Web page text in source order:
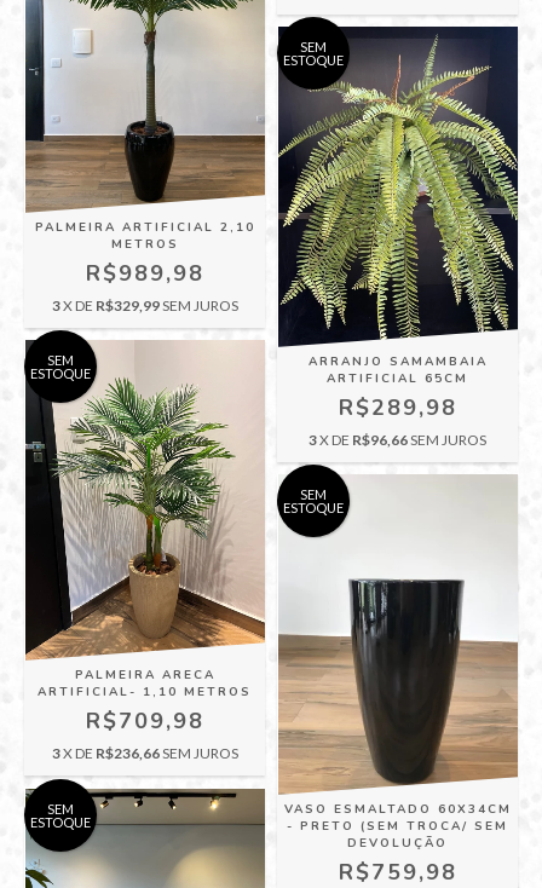
PALMEIRA ARTIFICIAL 2,10
METROS
R$989,98
3X DE R$329,99SEM JUROS
SEM
ESTOQUE
ARRANJO SAMAMBAIA
ARTIFICIAL 65CM
R$289,98
3X DE R$96,66SEM JUROS
SEM
ESTOQUE
PALMEIRA ARECA
ARTIFICIAL- 1,10 METROS
R$709,98
3X DE R$236,66SEM JUROS
SEM
ESTOQUE
VASO ESMALTADO 60X34CM
- PRETO (SEM TROCA/ SEM
DEVOLUÇÃO
R$759,98
SEM
ESTOQUE